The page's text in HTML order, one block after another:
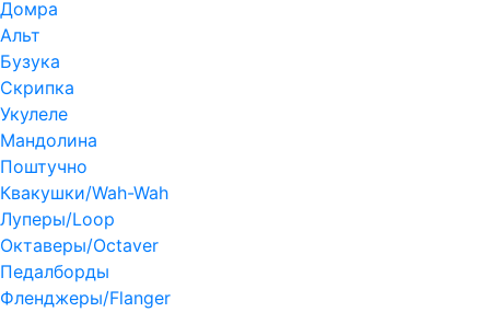
Домра
Альт
Бузука
Скрипка
Укулеле
Мандолина
Поштучно
Квакушки/Wah-Wah
Луперы/Loop
Октаверы/Octaver
Педалборды
Фленджеры/Flanger